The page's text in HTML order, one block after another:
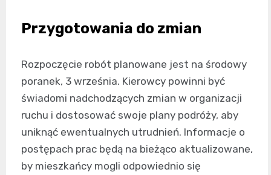
Przygotowania do zmian
Rozpoczęcie robót planowane jest na środowy
poranek, 3 września. Kierowcy powinni być
świadomi nadchodzących zmian w organizacji
ruchu i dostosować swoje plany podróży, aby
uniknąć ewentualnych utrudnień. Informacje o
postępach prac będą na bieżąco aktualizowane,
by mieszkańcy mogli odpowiednio się